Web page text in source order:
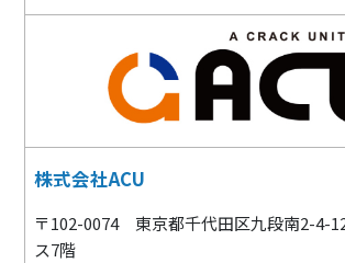
株式会社ACU
〒102-0074 東京都千代田区九段南2-4-
ス7階